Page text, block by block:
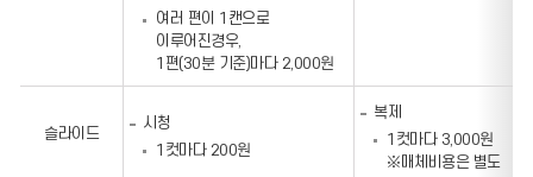
여러 편이 1캔으로
이루어진경우,
1편(30분 기준)마다 2,000원
슬라이드
시청
1컷마다 200원
복제
1컷마다 3,000원
※매체비용은 별도